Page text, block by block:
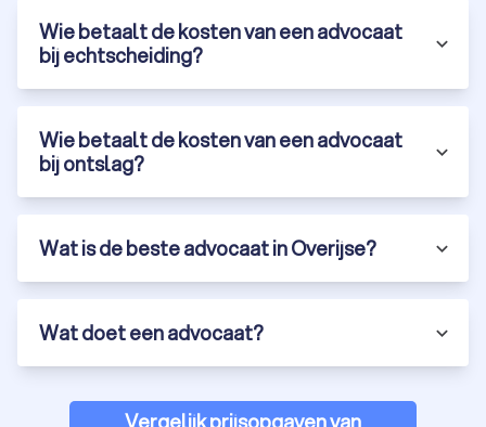
Verkeersrecht
zoals verkeersovertredingen, rijbewijszaken,
verkeersongevallen en strafrechtelijke vervolgingen in het
verkeer. De advocaat verdedigt uw belangen en streeft naar
Vreemdelingenrecht
vertegenwoordigen u in procedures met betrekking tot
bijstand aan zowel individuen als bedrijven met internationale
Wie betaalt de kosten van een advocaat
bij echtscheiding?
Wie betaalt de kosten van een advocaat
bij ontslag?
Wat is de beste advocaat in Overijse?
Wat doet een advocaat?